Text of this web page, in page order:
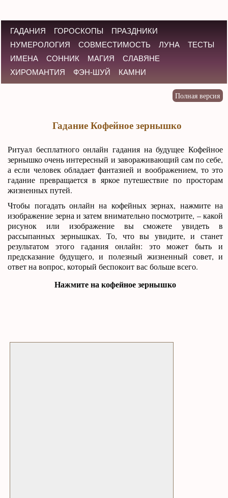
ГАДАНИЯ ГОРОСКОПЫ
ПРАЗДНИКИ
НУМЕРОЛОГИЯ
СОВМЕСТИМОСТЬ ЛУНА
ТЕСТЫ
ИМЕНА
СОННИК МАГИЯ
СЛАВЯНЕ
ХИРОМАНТИЯ
ФЭН-ШУЙ КАМНИ
Гадание Кофейное зернышко
Ритуал бесплатного онлайн гадания на будущее Кофейное
зернышко очень интересный и завораживающий сам по себе,
а если человек обладает фантазией и воображением, то это
гадание превращается в яркое путешествие по просторам
жизненных путей.
Чтобы погадать онлайн на кофейных зернах, нажмите на
изображение зерна и затем внимательно посмотрите, – какой
рисунок или изображение вы сможете увидеть в
рассыпанных зернышках. То, что вы увидите, и станет
результатом этого гадания онлайн: это может быть и
предсказание будущего, и полезный жизненный совет, и
ответ на вопрос, который беспокоит вас больше всего.
Нажмите на кофейное зернышко